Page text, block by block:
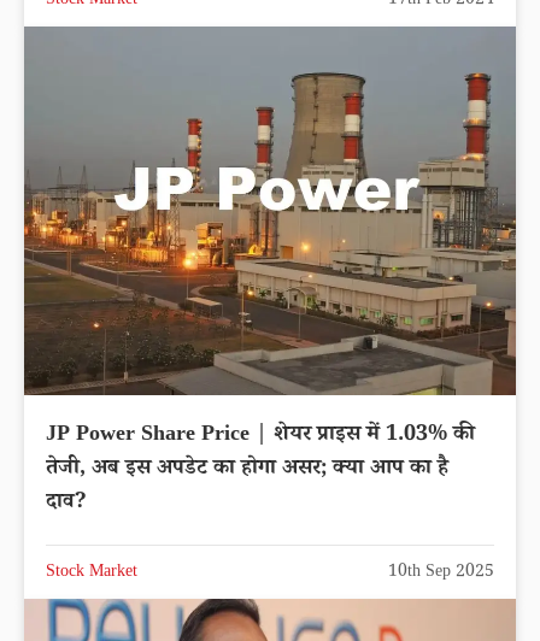
JP Power Share Price | शेयर प्राइस में 1.03% की
तेजी, अब इस अपडेट का होगा असर; क्या आप का है
दाव?
Stock Market 10th Sep 2025